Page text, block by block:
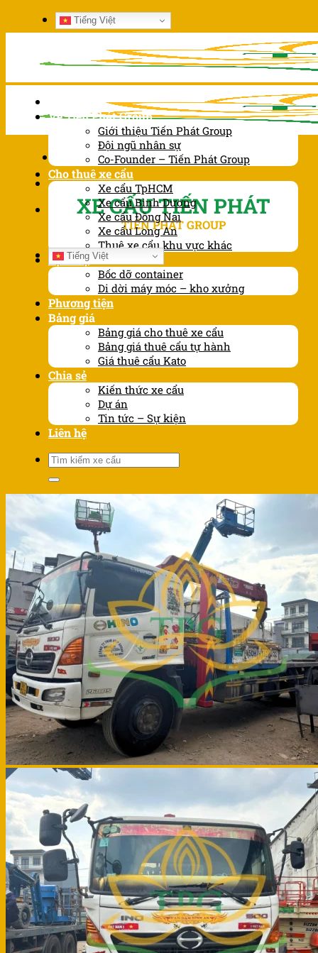
Chuyển
đến
Tiếng Việt
XE CẨU TIẾN PHÁT
TIẾN PHÁT GROUP
Tiếng Việt
Về Tiến Phát Group
Giới thiệu Tiến Phát Group
Đội ngũ nhân sự
Co-Founder – Tiến Phát Group
Cho thuê xe cẩu
Xe cẩu TpHCM
Xe cẩu Bình Dương
Xe cẩu Đồng Nai
Xe cẩu Long An
Thuê xe cẩu khu vực khác
Dịch vụ
Bốc dỡ container
Di dời máy móc – kho xưởng
Phương tiện
Bảng giá
Bảng giá cho thuê xe cẩu
Bảng giá thuê cẩu tự hành
Giá thuê cẩu Kato
Chia sẻ
Kiến thức xe cẩu
Dự án
Tin tức – Sự kiện
Liên hệ
Tìm